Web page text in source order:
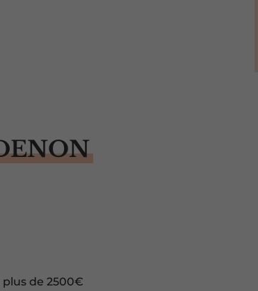
plus de 2500€